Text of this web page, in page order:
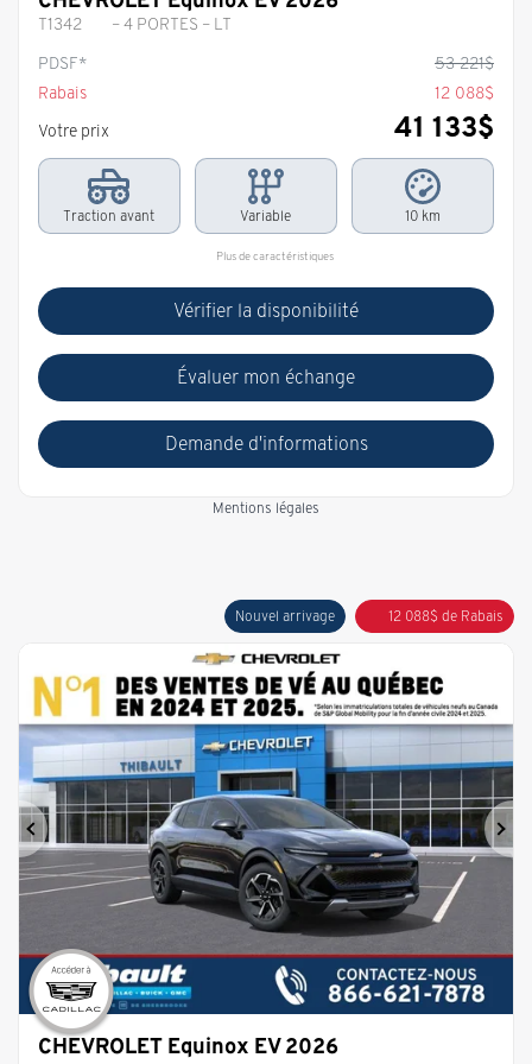
T1342
– 4 PORTES – LT
PDSF*
53 221$
Rabais
12 088$
Votre prix
41 133$
Traction avant Variable 10 km
Plus de caractéristiques
Vérifier la disponibilité
Évaluer mon échange
Demande d'informations
Mentions légales
Nouvel arrivage 12 088$ de Rabais
Précédent
CHEVROLET Equinox EV 2026